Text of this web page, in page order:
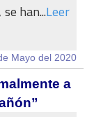
han...Leer
Mayo del 2020
a